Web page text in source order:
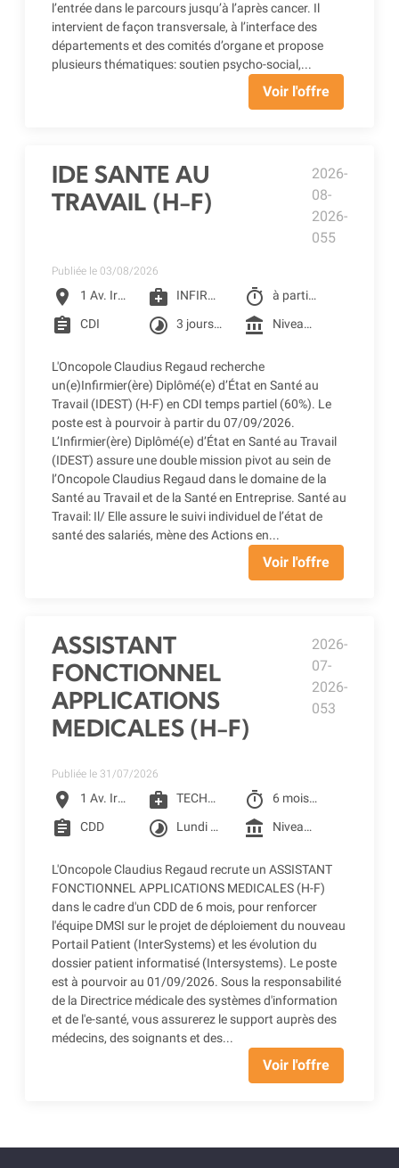
l’entrée dans le parcours jusqu’à l’après cancer. Il
intervient de façon transversale, à l’interface des
départements et des comités d’organe et propose
plusieurs thématiques: soutien psycho-social,...
Voir l'offre
IDE SANTE AU
TRAVAIL (H-F)
2026-
08-
2026-
055
Publiée le 03/08/2026
location_on 1 Av. Irène Joliot-Curie, Toulouse medical_services INFIRMIER D.E timer à partir du 07/09/2026
assignment CDI timelapse 3 jours par semaine : mercredi, jeudi, vendredi account_balance Niveau 4F1 selon la grille conventionnelle des CLCC (1 455.49 € Brut à 60%) + Prime SEGUR 1&2 + Reprise ancienneté
L'Oncopole Claudius Regaud recherche
un(e)Infirmier(ère) Diplômé(e) d’État en Santé au
Travail (IDEST) (H-F) en CDI temps partiel (60%). Le
poste est à pourvoir à partir du 07/09/2026.
L’Infirmier(ère) Diplômé(e) d’État en Santé au Travail
(IDEST) assure une double mission pivot au sein de
l’Oncopole Claudius Regaud dans le domaine de la
Santé au Travail et de la Santé en Entreprise. Santé au
Travail: Il/ Elle assure le suivi individuel de l’état de
santé des salariés, mène des Actions en...
Voir l'offre
ASSISTANT
FONCTIONNEL
APPLICATIONS
MEDICALES (H-F)
2026-
07-
2026-
053
Publiée le 31/07/2026
location_on 1 Av. Irène Joliot-Curie, Toulouse medical_services TECHNICIEN QUALIFIE timer 6 mois à partir du 01/09/2026
assignment CDD timelapse Lundi au vendredi account_balance Niveau 4F selon la grille conventionnelle des CLCC (2401.75€ Brut) + Prime SEGUR 1 + Reprise ancienneté
L'Oncopole Claudius Regaud recrute un ASSISTANT
FONCTIONNEL APPLICATIONS MEDICALES (H-F)
dans le cadre d'un CDD de 6 mois, pour renforcer
l'équipe DMSI sur le projet de déploiement du nouveau
Portail Patient (InterSystems) et les évolution du
dossier patient informatisé (Intersystems). Le poste
est à pourvoir au 01/09/2026. Sous la responsabilité
de la Directrice médicale des systèmes d'information
et de l'e-santé, vous assurerez le support auprès des
médecins, des soignants et des...
Voir l'offre